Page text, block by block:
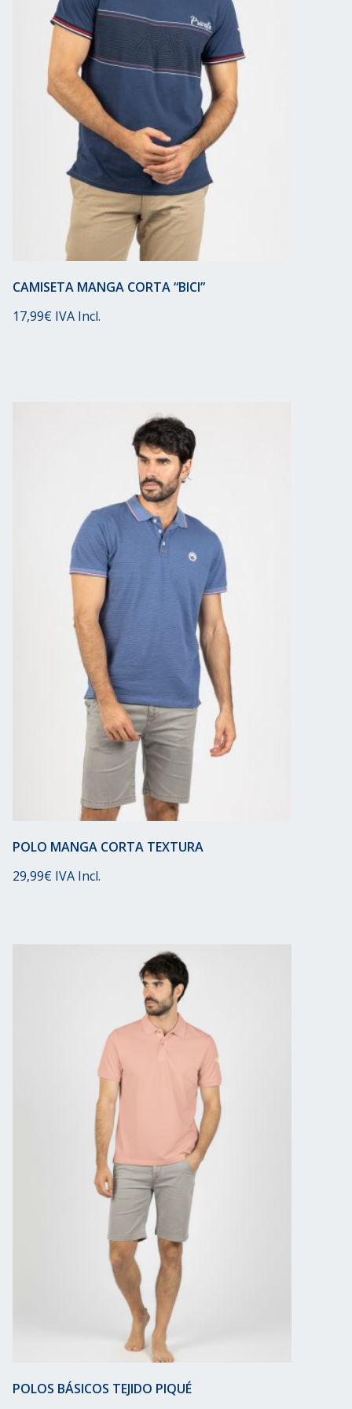
CAMISETA MANGA CORTA “BICI”
17,99€ IVA Incl.
POLO MANGA CORTA TEXTURA
29,99€ IVA Incl.
POLOS BÁSICOS TEJIDO PIQUÉ